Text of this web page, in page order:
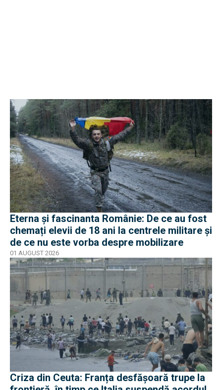
Eterna și fascinanta Românie: De ce au fost
chemați elevii de 18 ani la centrele militare și
de ce nu este vorba despre mobilizare
01 AUGUST 2026
Criza din Ceuta: Franța desfășoară trupe la